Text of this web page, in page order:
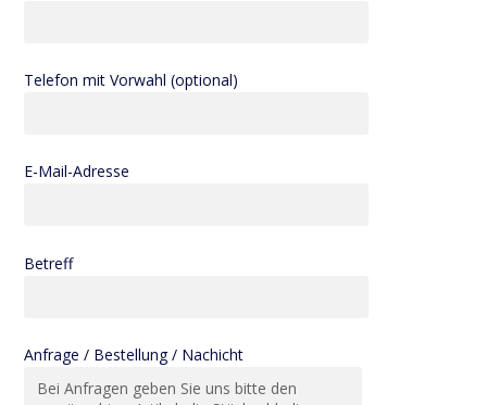
Telefon mit Vorwahl (optional)
E-Mail-Adresse
Betreff
Anfrage / Bestellung / Nachicht